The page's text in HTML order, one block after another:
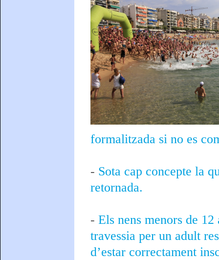
formalitzada si no es
- Sota cap concepte la
retornada.
- Els nens menors de
travessia per un adult
d’estar correctament